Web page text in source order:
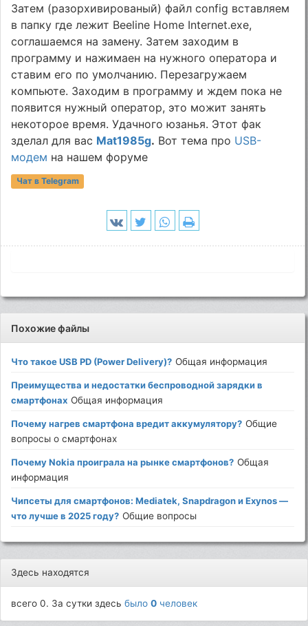
Затем (разорхивированый) файл config вставляем
в папку где лежит Beeline Home Internet.eхе,
соглашаемся на замену. Затем заходим в
программу и нажимаен на нужного оператора и
ставим его по умолчанию. Перезагружаем
компьюте. Заходим в программу и ждем пока не
появится нужный оператор, это можит занять
некоторое время. Удачного юзанья. Этот фак
зделал для вас Mat1985g. Вот тема про USB-
модем на нашем форуме
Чат в Telegram
Похожие файлы
Что такое USB PD (Power Delivery)? Общая информация
Преимущества и недостатки беспроводной зарядки в
смартфонах Общая информация
Почему нагрев смартфона вредит аккумулятору? Общие
вопросы о смартфонах
Почему Nokia проиграла на рынке смартфонов? Общая
информация
Чипсеты для смартфонов: Mediatek, Snapdragon и Exynos —
что лучше в 2025 году? Общие вопросы
Здесь находятся
всего 0. За сутки здесьбыло0 человек